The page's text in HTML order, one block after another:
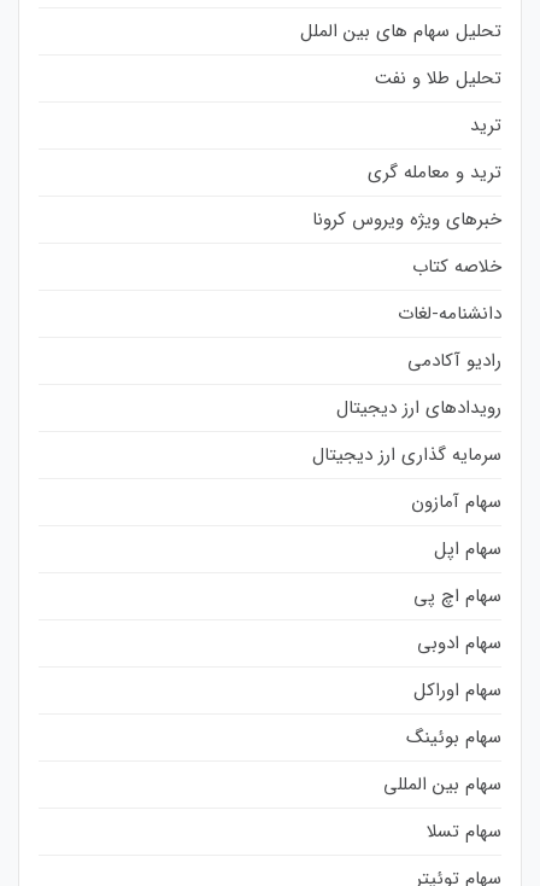
تحلیل سهام های بین الملل
تحلیل طلا و نفت
ترید
ترید و معامله گری
خبرهای ویژه ویروس کرونا
خلاصه کتاب
دانشنامه-لغات
رادیو آکادمی
رویدادهای ارز دیجیتال
سرمایه گذاری ارز دیجیتال
سهام آمازون
سهام اپل
سهام اچ پی
سهام ادوبی
سهام اوراکل
سهام بوئینگ
سهام بین المللی
سهام تسلا
سهام توئیتر